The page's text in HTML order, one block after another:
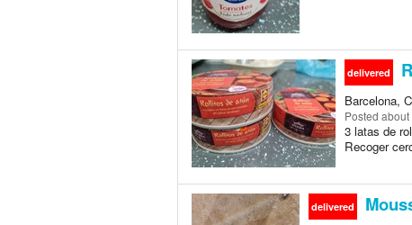
delivered
Barcelona,
Posted about
3 latas de
Recoger
delivered